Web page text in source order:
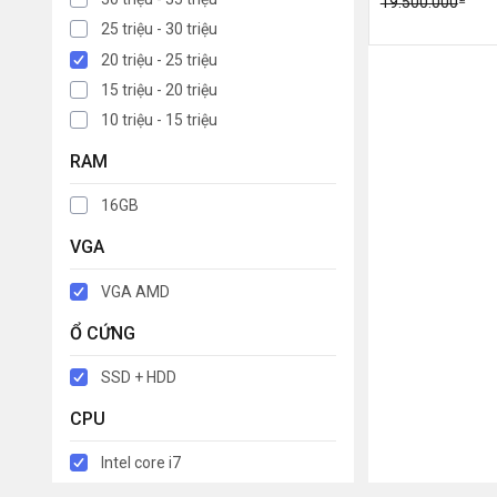
25 triệu - 30 triệu
20 triệu - 25 triệu
15 triệu - 20 triệu
10 triệu - 15 triệu
RAM
16GB
VGA
VGA AMD
Ổ CỨNG
SSD + HDD
CPU
Intel core i7